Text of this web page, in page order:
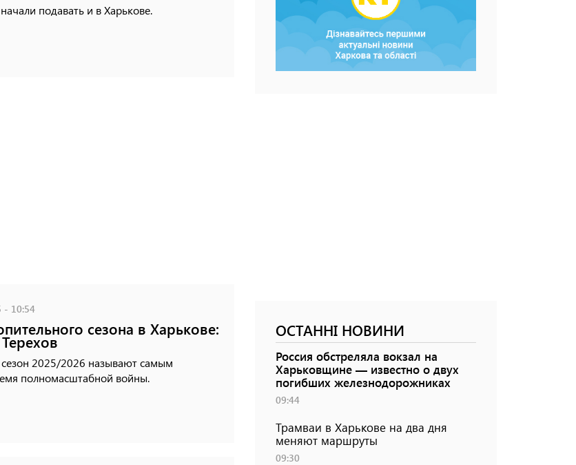
подавать и в Харькове.
- 10:54
сезона в Харькове:
2025/2026 называют самым
полномасштабной войны.
ОСТАННІ НОВИНИ
Россия обстреляла вокзал на
Харьковщине — известно о двух
погибших железнодорожниках
09:44
Трамваи в Харькове на два дня
меняют маршруты
09:30